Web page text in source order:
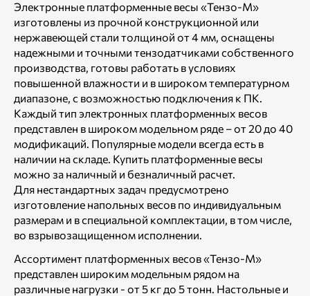
Электронные платформенные весы «Тензо-М»
изготовлены из прочной конструкционной или
нержавеющей стали толщиной от 4 мм, оснащены
надежными и точными тензодатчиками собственного
производства, готовы работать в условиях
повышенной влажности и в широком температурном
диапазоне, с возможностью подключения к ПК.
Каждый тип электронных платформенных весов
представлен в широком модельном ряде – от 20 до 40
модификаций. Популярные модели всегда есть в
наличии на складе. Купить платформенные весы
можно за наличный и безналичный расчет.
Для нестандартных задач предусмотрено
изготовление напольных весов по индивидуальным
размерам и в специальной комплектации, в том числе,
во взрывозащищенном исполнении.
Ассортимент платформенных весов «Тензо-М»
представлен широким модельным рядом на
различные нагрузки - от 5 кг до 5 тонн. Настольные и